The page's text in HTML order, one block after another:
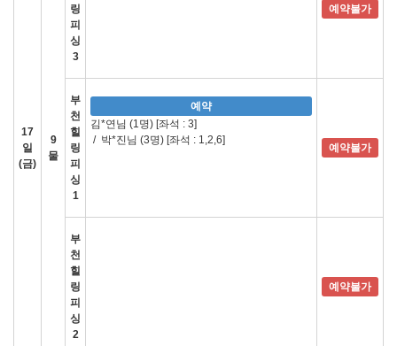
17
일
(금)
9
물
링
피
싱
3
예약불가
부
천
힐
링
피
싱
1
예약
김*연님 (1명) [좌석 : 3]
/ 박*진님 (3명) [좌석 : 1,2,6]
예약불가
부
천
힐
링
피
싱
2
예약불가